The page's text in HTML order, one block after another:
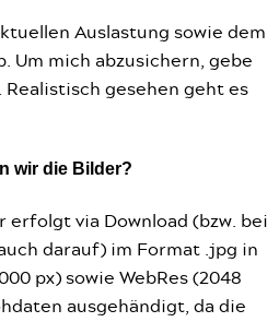
Auslastung sowie dem
Um mich abzusichern, gebe
Realistisch gesehen geht es
wir die Bilder?
erfolgt via Download (bzw. bei
darauf) im Format .jpg in
px) sowie WebRes (2048
ausgehändigt, da die